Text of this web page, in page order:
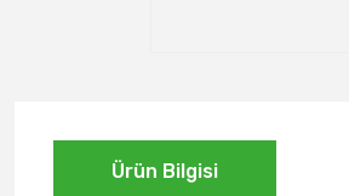
Ürün Bilgisi